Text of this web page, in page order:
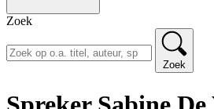
Zoek
Zoek